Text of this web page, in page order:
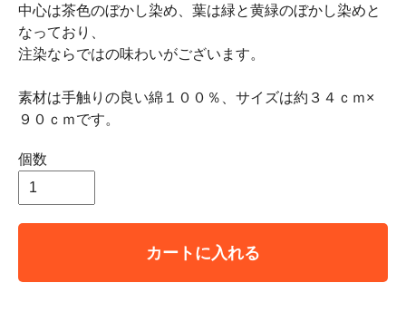
中心は茶色のぼかし染め、葉は緑と黄緑のぼかし染めと
なっており、
注染ならではの味わいがございます。
素材は手触りの良い綿１００％、サイズは約３４ｃｍ×
９０ｃｍです。
個数
カートに入れる